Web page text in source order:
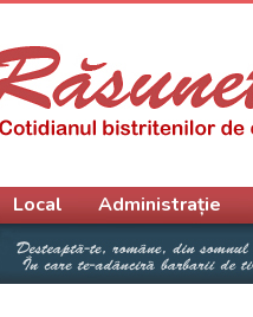
Local Administrație